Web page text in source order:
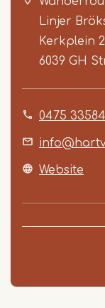
Linjer
Kerkplein 2
6039 GH
0475
Website